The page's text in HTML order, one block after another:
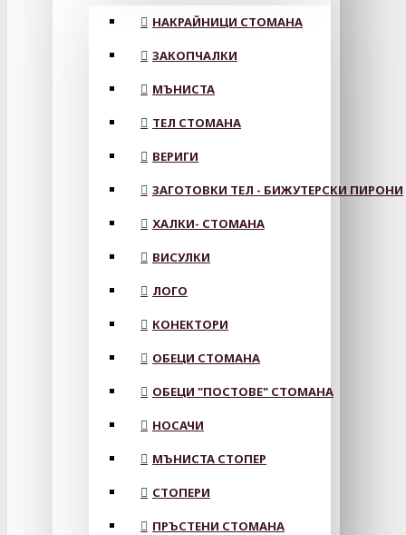
НАКРАЙНИЦИ СТОМАНА
ЗАКОПЧАЛКИ
МЪНИСТА
ТЕЛ СТОМАНА
ВЕРИГИ
ЗАГОТОВКИ ТЕЛ - БИЖУТЕРСКИ ПИРОНИ
ХАЛКИ- СТОМАНА
ВИСУЛКИ
ЛОГО
КОНЕКТОРИ
ОБЕЦИ СТОМАНА
ОБЕЦИ "ПОСТОВЕ" СТОМАНА
НОСАЧИ
МЪНИСТА СТОПЕР
СТОПЕРИ
ПРЪСТЕНИ СТОМАНА